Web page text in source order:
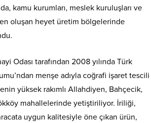
kamu kurumları, meslek kuruluşları ve
oluşan heyet üretim bölgelerinde
Odası tarafından 2008 yılında Türk
menşe adıyla coğrafi işaret tescili
yüksek rakımlı Allahdiyen, Bahçecik,
mahallelerinde yetiştiriliyor. İriliği,
uygun kalitesiyle öne çıkan ürün,